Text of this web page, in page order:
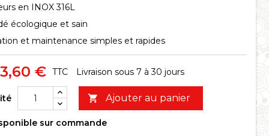
en INOX 316L
écologique et sain
et maintenance simples et rapides
€ TTC Livraison sous 7 à 30 jours
 Ajouter au panier
sur commande